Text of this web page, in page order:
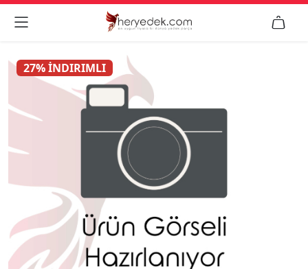
 
27% İNDIRIMLI